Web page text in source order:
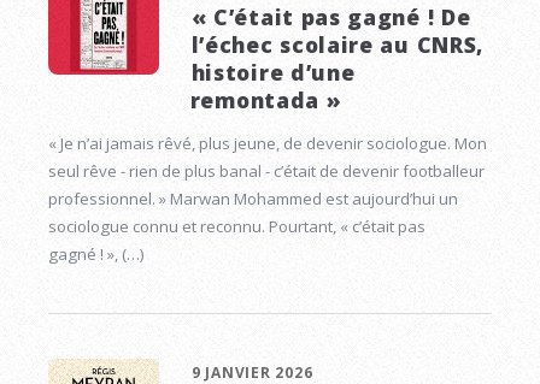
« C’était pas gagné ! De
l’échec scolaire au CNRS,
histoire d’une
remontada »
« Je n’ai jamais rêvé, plus jeune, de devenir sociologue. Mon
seul rêve - rien de plus banal - c’était de devenir footballeur
professionnel. » Marwan Mohammed est aujourd’hui un
sociologue connu et reconnu. Pourtant, « c’était pas
gagné ! », (…)
9 JANVIER 2026